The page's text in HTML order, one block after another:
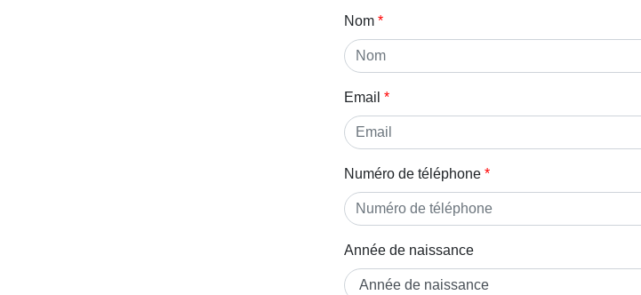
Nom
Email
Numéro de téléphone
Année de naissance